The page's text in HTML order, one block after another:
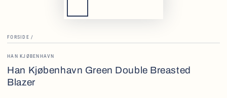
FORSIDE /
HAN KJØBENHAVN
Han Kjøbenhavn Green Double Breasted
Blazer